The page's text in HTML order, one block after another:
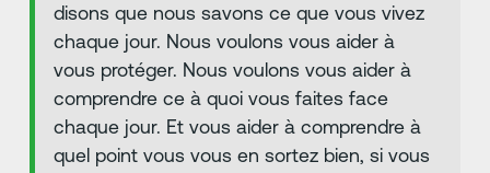
disons que nous savons ce que vous vivez
chaque jour. Nous voulons vous aider à
vous protéger. Nous voulons vous aider à
comprendre ce à quoi vous faites face
chaque jour. Et vous aider à comprendre à
quel point vous vous en sortez bien, si vous